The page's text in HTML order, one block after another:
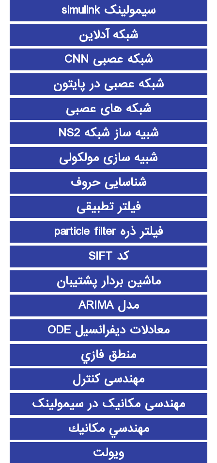
سیمولینک simulink
شبکه آدلاین
شبکه عصبی CNN
شبکه عصبی در پایتون
شبکه های عصبی
شبیه ساز شبکه NS2
شبیه سازی مولکولی
شناسایی حروف
فیلتر تطبیقی
فیلتر ذره particle filter
کد SIFT
ماشین بردار پشتیبان
مدل ARIMA
معادلات دیفرانسیل ODE
منطق فازي
مهندسی کنترل
مهندسی مکانیک در سیمولینک
مهندسي مكانيك
ویولت